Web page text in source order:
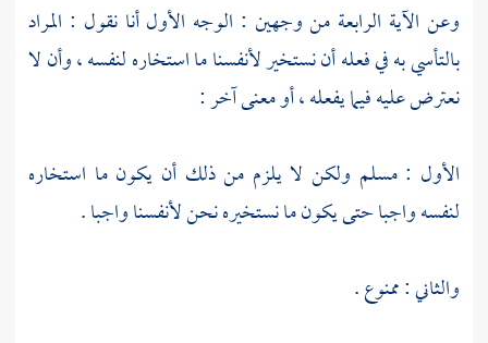
وعن الآية الرابعة من وجهين : الوجه الأول أنا نقول : المراد
بالتأسي به في فعله أن نستخير لأنفسنا ما استخاره لنفسه ، وأن لا
نعترض عليه فيما يفعله ، أو معنى آخر :
الأول : مسلم ولكن لا يلزم من ذلك أن يكون ما استخاره
لنفسه واجبا حتى يكون ما نستخيره نحن لأنفسنا واجبا .
والثاني : ممنوع .